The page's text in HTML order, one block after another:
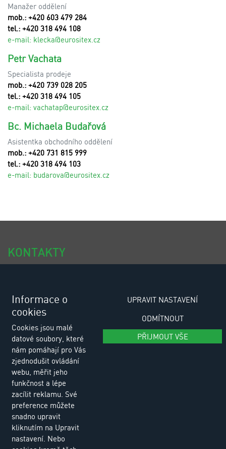
Manažer oddělení
mob.: +420 603 479 284
tel.: +420 318 494 108
e-mail: klecka@eurositex.cz
Petr Vachata
Specialista prodeje
mob.: +420 739 028 205
tel.: +420 318 494 105
e-mail: vachatap@eurositex.cz
Bc. Michaela Budařová
Asistentka obchodního oddělení
mob.: +420 731 815 999
tel.: +420 318 494 103
e-mail: budarova@eurositex.cz
KONTAKTY
tel.: +420 318 494 100
e-email: eurositex@eurositex.cz
Euro SITEX s.r.o.
K Podlesí 630, 261 01 Příbram VI
Česká republika
Zásady zpracování osobních údajů
Informace o
cookies
Cookies jsou malé
datové soubory, které
nám pomáhají pro Vás
zjednodušit ovládání
webu, měřit jeho
funkčnost a lépe
zacílit reklamu. Své
preference můžete
snadno upravit
kliknutím na Upravit
nastavení. Nebo
UPRAVIT NASTAVENÍ
ODMÍTNOUT
PŘIJMOUT VŠE